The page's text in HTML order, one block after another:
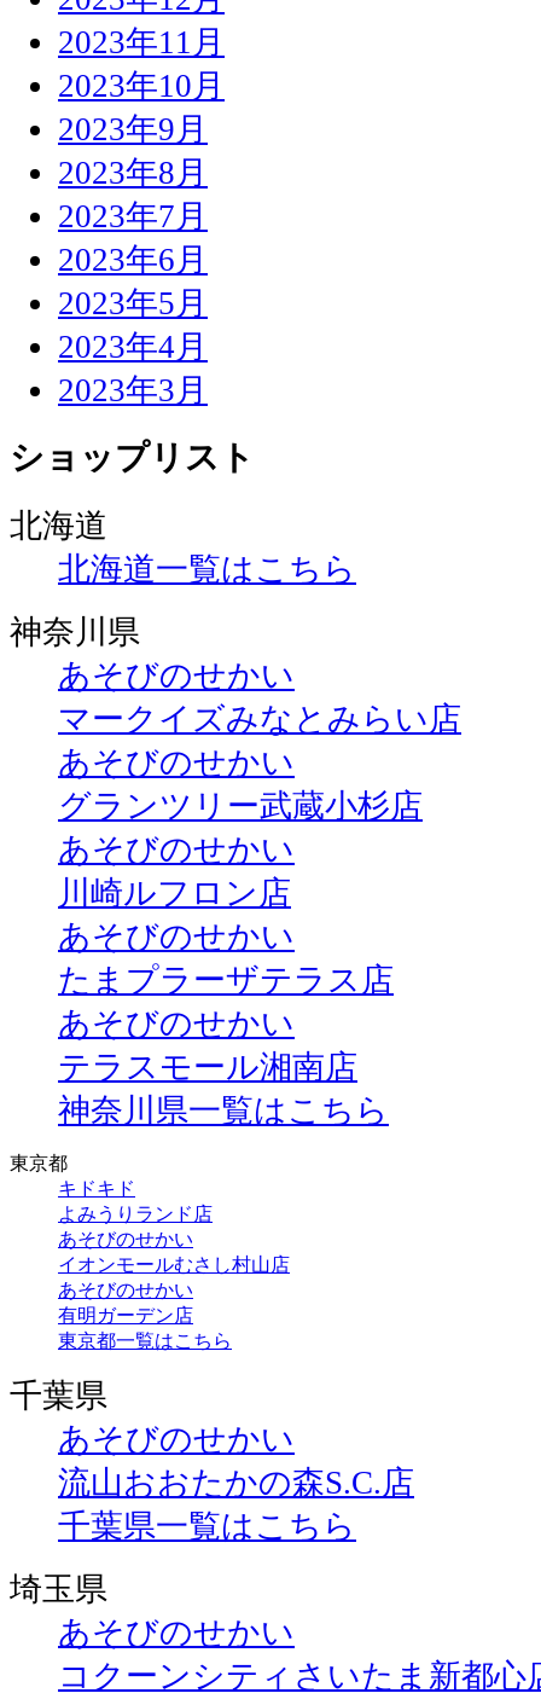
2023年11月
2023年10月
2023年9月
2023年8月
2023年7月
2023年6月
2023年5月
2023年4月
2023年3月
ショップリスト
北海道
北海道一覧はこちら
神奈川県
あそびのせかい
マークイズみなとみらい店
あそびのせかい
グランツリー武蔵小杉店
あそびのせかい
川崎ルフロン店
あそびのせかい
たまプラーザテラス店
あそびのせかい
テラスモール湘南店
神奈川県一覧はこちら
東京都
キドキド
よみうりランド店
あそびのせかい
イオンモールむさし村山店
あそびのせかい
有明ガーデン店
東京都一覧はこちら
千葉県
あそびのせかい
流山おおたかの森S.C.店
千葉県一覧はこちら
埼玉県
あそびのせかい
コクーンシティさいたま新都心